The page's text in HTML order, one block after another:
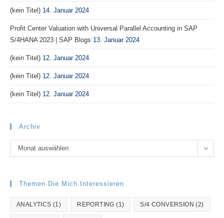
(kein Titel) 14. Januar 2024
Profit Center Valuation with Universal Parallel Accounting in SAP
S/4HANA 2023 | SAP Blogs 13. Januar 2024
(kein Titel) 12. Januar 2024
(kein Titel) 12. Januar 2024
(kein Titel) 12. Januar 2024
Archiv
Archiv
Monat auswählen
Themen Die Mich Interessieren
ANALYTICS (1) REPORTING (1) S/4 CONVERSION (2)